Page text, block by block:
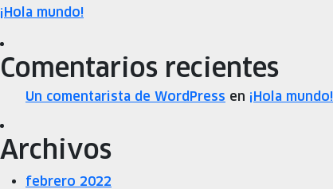
¡Hola mundo!
Comentarios recientes
Un comentarista de WordPress en ¡Hola mundo!
Archivos
febrero 2022